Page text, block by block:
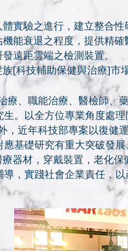
實驗之進行，建立整合性
能衰退之程度，提供精確
遠距雲端之檢測裝置。
[科技輔助保健與治療]市場
療、職能治療、醫檢師、
。以全方位專業角度處理
，近年科技部專案以復健
基礎研究有重大突破發展
器材，穿戴裝置，老化
，實踐社會企業責任，